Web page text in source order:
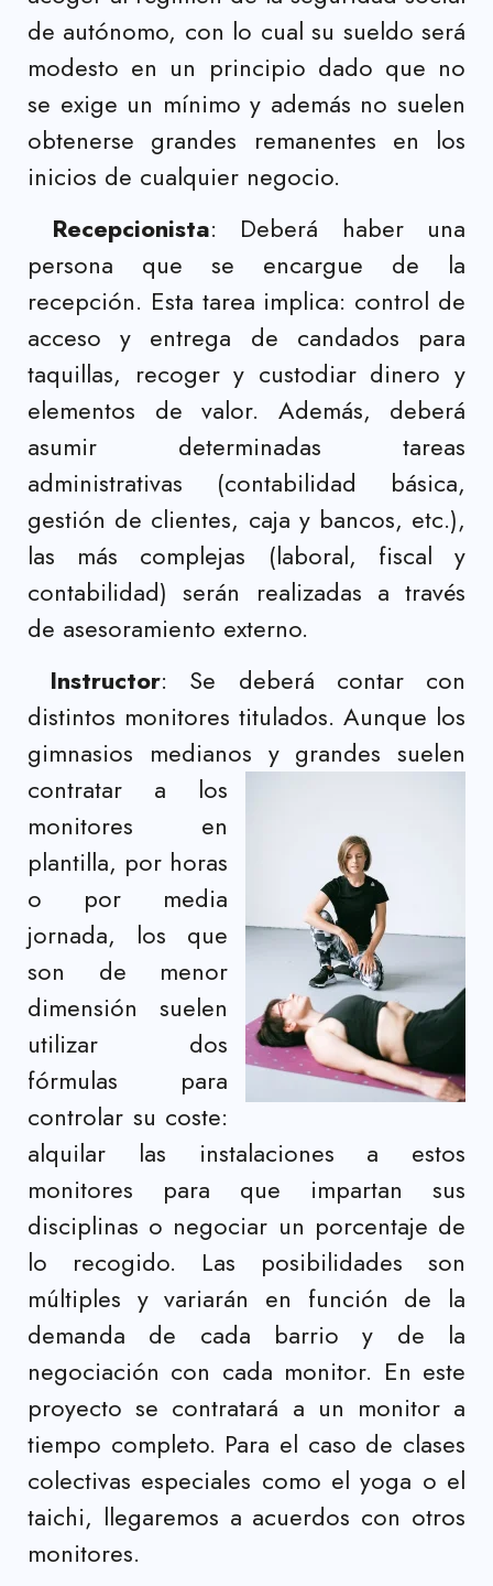
de autónomo, con lo cual su sueldo será
modesto en un principio dado que no
se exige un mínimo y además no suelen
obtenerse grandes remanentes en los
inicios de cualquier negocio.
Recepcionista: Deberá haber una
persona que se encargue de la
recepción. Esta tarea implica: control de
acceso y entrega de candados para
taquillas, recoger y custodiar dinero y
elementos de valor. Además, deberá
asumir determinadas tareas
administrativas (contabilidad básica,
gestión de clientes, caja y bancos, etc.),
las más complejas (laboral, fiscal y
contabilidad) serán realizadas a través
de asesoramiento externo.
Instructor: Se deberá contar con
distintos monitores titulados. Aunque los
gimnasios medianos ygrandes suelen
contratar a los
monitores en
plantilla, por horas
o por media
jornada, los que
son de menor
dimensión suelen
utilizar dos
fórmulas para
controlar su coste:
alquilar las instalaciones a estos
monitores para que impartan sus
disciplinas o negociar un porcentaje de
lo recogido. Las posibilidades son
múltiples y variarán en función de la
demanda de cada barrio y de la
negociación con cada monitor. En este
proyecto se contratará a un monitor a
tiempo completo. Para el caso de clases
colectivas especiales como el yoga o el
taichi, llegaremos a acuerdos con otros
monitores.